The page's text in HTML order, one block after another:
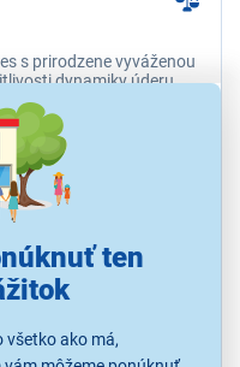
ten
ako má,
s prirodzene vyváženou
dynamiky úderu,
registrov, aplikácia CASIO